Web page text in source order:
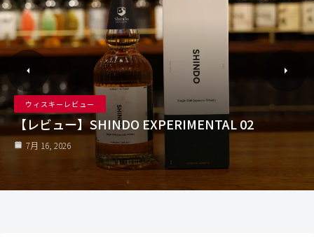
ウィスキーレビュー
【レビュー】山鹿ピーテッド 2026 Edition
7月 16, 2026